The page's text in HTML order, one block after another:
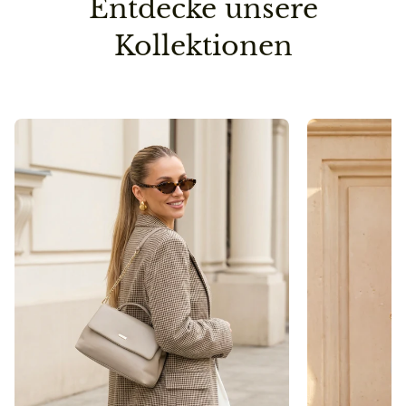
Schweiz: 14,90€
auch die zweite/dritte Ware auf Lager ist.
So sparen wir einen Versandweg und belasten die
Umwelt nicht unnötig.
Pflegehinweis
Bitte vermeidet den Kontakt zu Desinfektionsmittel
oder anderen chemischen Substanzen, da die
Oberfläche dadurch angegriffen werden kann.
Entdecke unsere
Kollektionen